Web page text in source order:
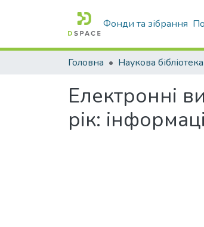
Фонди та зібрання
Головна Наукова
Електронні
рік: